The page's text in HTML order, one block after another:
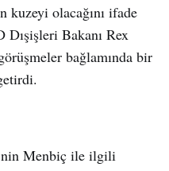
kuzeyi olacağını ifade
Bakanı Rex
bağlamında bir
Menbiç ile ilgili